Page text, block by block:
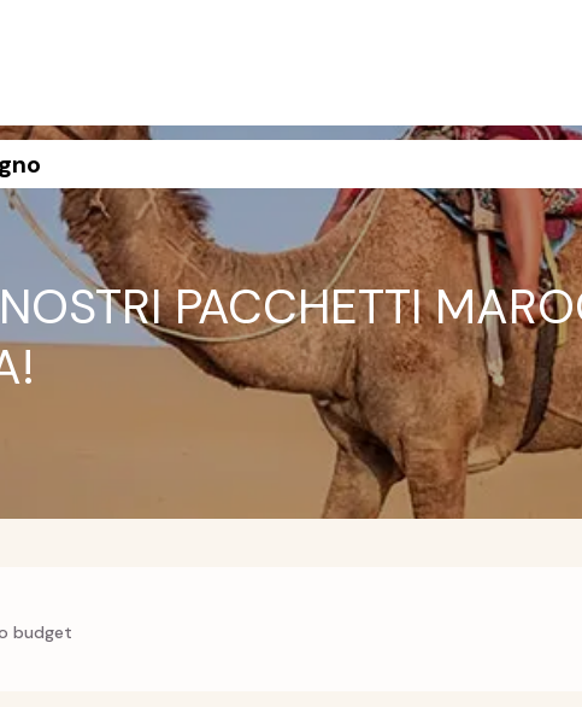
PACCHETTI
budget